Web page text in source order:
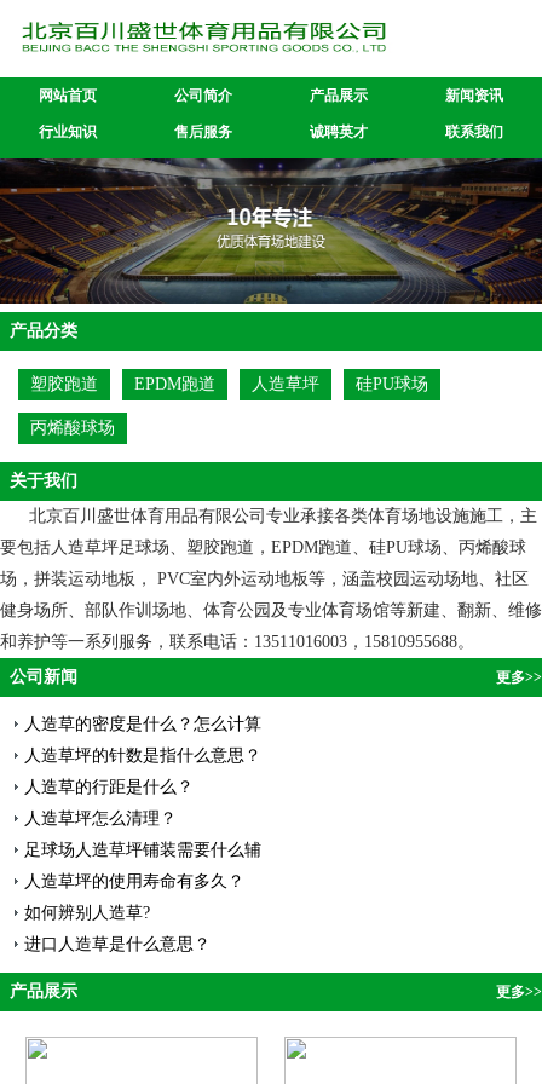
网站首页 公司简介 产品展示 新闻资讯
行业知识 售后服务 诚聘英才 联系我们
产品分类
塑胶跑道 EPDM跑道 人造草坪 硅PU球场
丙烯酸球场
关于我们
北京百川盛世体育用品有限公司专业承接各类体育场地设施施工，主
要包括人造草坪足球场、塑胶跑道，EPDM跑道、硅PU球场、丙烯酸球
场，拼装运动地板， PVC室内外运动地板等，涵盖校园运动场地、社区
健身场所、部队作训场地、体育公园及专业体育场馆等新建、翻新、维修
和养护等一系列服务，联系电话：13511016003，15810955688。
公司新闻
更多>>
人造草的密度是什么？怎么计算
人造草坪的针数是指什么意思？
人造草的行距是什么？
人造草坪怎么清理？
足球场人造草坪铺装需要什么辅
人造草坪的使用寿命有多久？
如何辨别人造草?
进口人造草是什么意思？
产品展示 更多>>